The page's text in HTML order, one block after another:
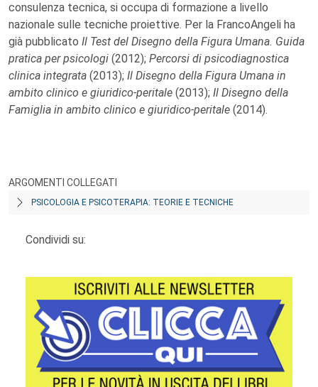
consulenza tecnica, si occupa di formazione a livello
nazionale sulle tecniche proiettive. Per la FrancoAngeli ha
già pubblicato Il Test del Disegno della Figura Umana. Guida
pratica per psicologi (2012); Percorsi di psicodiagnostica
clinica integrata (2013); Il Disegno della Figura Umana in
ambito clinico e giuridico-peritale (2013); Il Disegno della
Famiglia in ambito clinico e giuridico-peritale (2014).
ARGOMENTI COLLEGATI
PSICOLOGIA E PSICOTERAPIA: TEORIE E TECNICHE
Condividi su: